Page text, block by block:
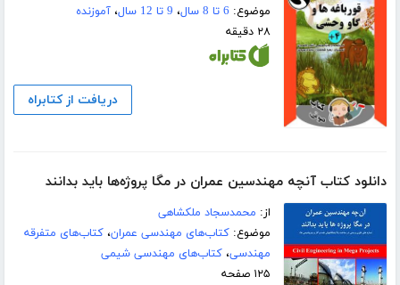
موضوع: 6 تا 8 سال ، 9 تا 12 سال ،آموزنده
۲۸ دقیقه
دریافت از کتابراه
دانلود کتاب آنچه مهندسین عمران در مگا پروژه‌ها باید بدانند
از: محمدسجاد ملکشاهی
موضوع:کتاب‌های مهندسی عمران،کتاب‌های متفرقه
مهندسی،کتاب‌های مهندسی شیمی
۱۲۵ صفحه